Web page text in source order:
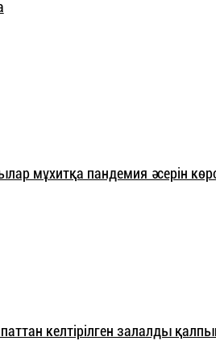
мұхитқа пандемия әсерін
келтірілген залалды